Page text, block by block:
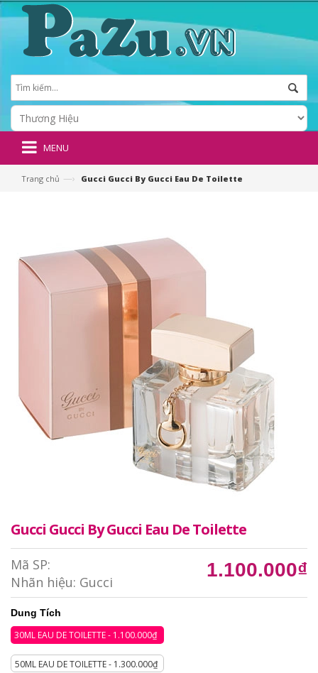
MENU
Trang chủ —› Gucci Gucci By Gucci Eau De Toilette
Gucci Gucci By Gucci Eau De Toilette
Mã SP:
Nhãn hiệu: Gucci
1.100.000₫
Dung Tích
30ML EAU DE TOILETTE - 1.100.000₫
50ML EAU DE TOILETTE - 1.300.000₫